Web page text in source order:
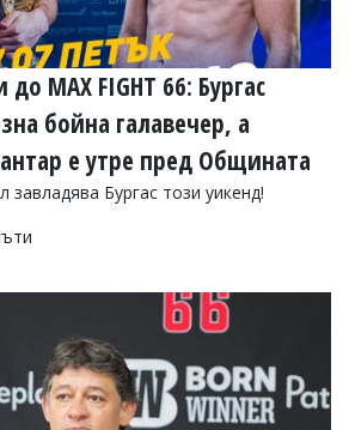
MAX FIGHT 66: Бургас
бойна галавечер, а
е утре пред Общината
завладява Бургас този уикенд!